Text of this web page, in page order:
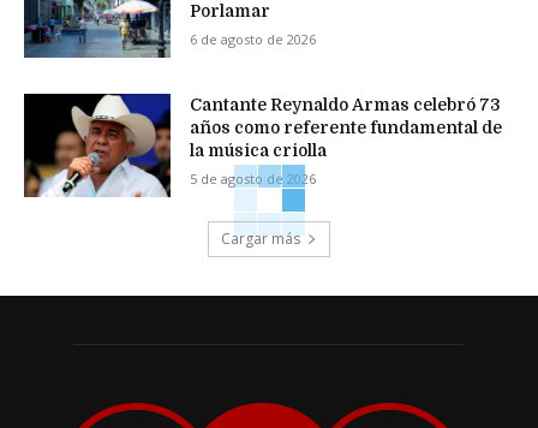
Porlamar
6 de agosto de 2026
Cantante Reynaldo Armas celebró 73
años como referente fundamental de
la música criolla
5 de agosto de 2026
Cargar más